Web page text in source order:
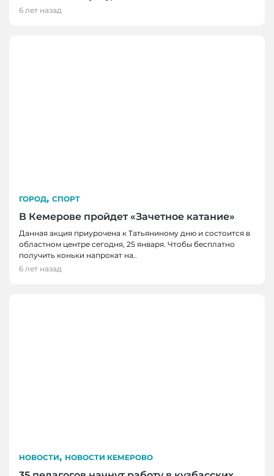
6 лет назад
ГОРОД, СПОРТ
В Кемерове пройдет «Зачетное катание»
Данная акция приурочена к Татьяниному дню и состоится в
областном центре сегодня, 25 января. Чтобы бесплатно
получить коньки напрокат на..
6 лет назад
НОВОСТИ, НОВОСТИ КЕМЕРОВО